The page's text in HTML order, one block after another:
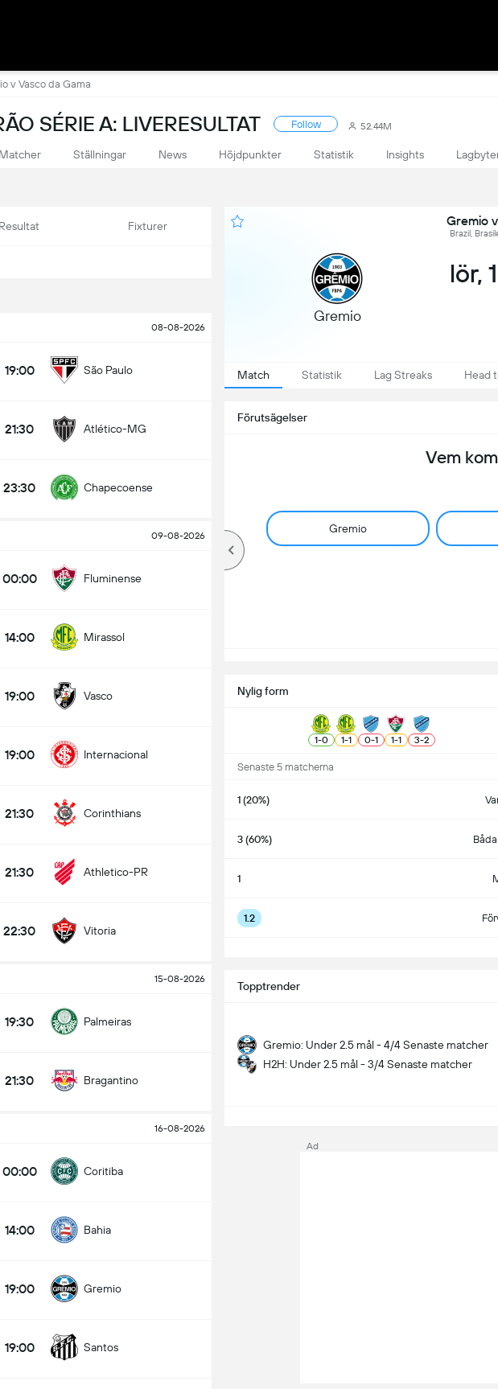
v Vasco da Gama
SÉRIE A: LIVERESULTAT Follow 52.44M
Matcher Ställningar News Höjdpunkter Statistik Insights
Resultat Fixturer
08-08-2026
19:00 São Paulo
21:30 Atlético-MG
23:30 Chapecoense
09-08-2026
00:00 Fluminense
14:00 Mirassol
19:00 Vasco
19:00 Internacional
21:30 Corinthians
21:30 Athletico-PR
22:30 Vitoria
15-08-2026
19:30 Palmeiras
21:30 Bragantino
16-08-2026
00:00 Coritiba
14:00 Bahia
19:00 Gremio
19:00 Santos
Gremio
Brazil,
Gremio
lör,
Match Statistik Lag Streaks Head
Förutsägelser
Vem
Gremio
Nylig form
1-0 1-1 0-1 1-1 3-2
Senaste 5 matcherna
1 (20%)
3 (60%)
1
1.2
Topptrender
Gremio: Under 2.5 mål - 4/4 Senaste matcher
H2H: Under 2.5 mål - 3/4 Senaste matcher
Ad